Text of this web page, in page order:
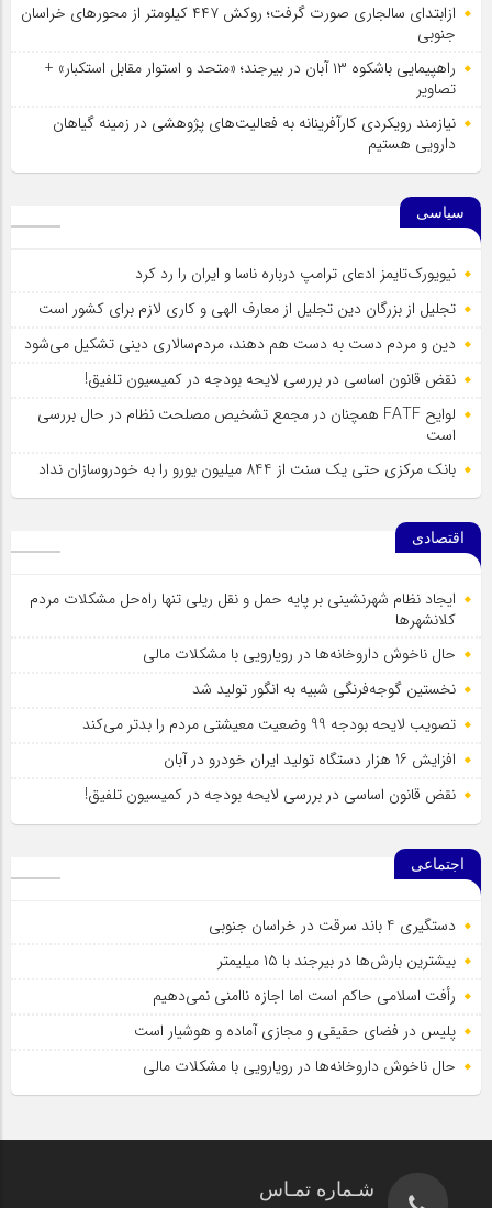
ازابتدای سالجاری صورت گرفت؛ روکش ۴۴۷ کیلومتر از محورهای خراسان
جنوبی
راهپیمایی باشکوه ۱۳ آبان در بیرجند؛ «متحد و استوار مقابل استکبار» +
تصاویر
نیازمند رویکردی کارآفرینانه به فعالیت‌های پژوهشی در زمینه گیاهان
دارویی هستیم
سیاسی
نیویورک‌تایمز ادعای ترامپ درباره ناسا و ایران را رد کرد
تجلیل از بزرگان دین تجلیل از معارف الهی و کاری لازم برای کشور است
دین و مردم دست به‌ دست هم دهند، مردم‌سالاری دینی تشکیل می‌شود
نقض قانون اساسی در بررسی لایحه بودجه در کمیسیون تلفیق!
لوایح FATF همچنان در مجمع تشخیص مصلحت نظام در حال بررسی
است
بانک مرکزی حتی یک سنت از 844 میلیون یورو را به خودروسازان نداد
اقتصادی
ایجاد نظام شهرنشینی بر پایه حمل و نقل ریلی تنها راه‌حل مشکلات مردم
کلانشهرها
حال ناخوش داروخانه‌ها در رویارویی با مشکلات مالی
نخستین گوجه‌فرنگی شبیه به انگور تولید شد
تصویب لایحه بودجه 99 وضعیت معیشتی مردم را بدتر می‌کند
افزایش 16 هزار دستگاه تولید ایران خودرو در آبان
نقض قانون اساسی در بررسی لایحه بودجه در کمیسیون تلفیق!
اجتماعی
دستگیری 4 باند سرقت در خراسان جنوبی
بیشترین بارش‌ها در بیرجند با ۱۵ میلیمتر
رأفت اسلامی حاکم است اما اجازه ناامنی نمی‌دهیم
پلیس در فضای حقیقی و مجازی آماده و هوشیار است
حال ناخوش داروخانه‌ها در رویارویی با مشکلات مالی
شـماره تمـاس